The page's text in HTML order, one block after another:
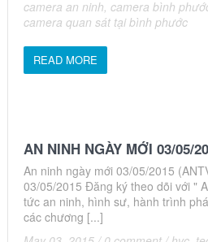
camera an ninh camera bình
camera quan sát tại bình phước
READ MORE
AN NINH NGÀY MỚI 03/05/
An ninh ngày mới 03/05/2015
03/05/2015 Đăng ký theo dõi với "
tức an ninh, hình sư, hành trình
các chương [...]